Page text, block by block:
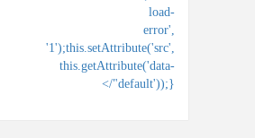
load-
error',
'1');this.setAttribute('src',
this.getAttribute('data-
default'));}"/>